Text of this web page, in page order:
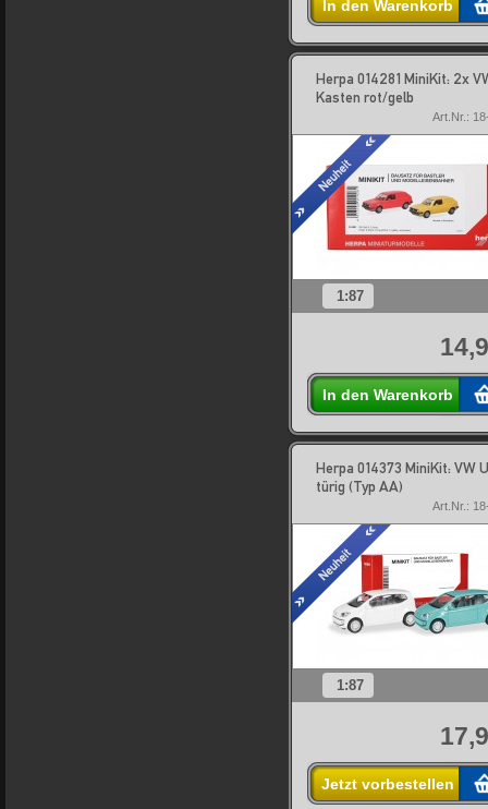
In den Warenkorb
Herpa 014281 MiniKit: 2x
Kasten rot/gelb
Art.Nr.:
1:87
In den Warenkorb
Herpa 014373 MiniKit: VW
türig (Typ AA)
Art.Nr.:
1:87
Jetzt vorbestellen